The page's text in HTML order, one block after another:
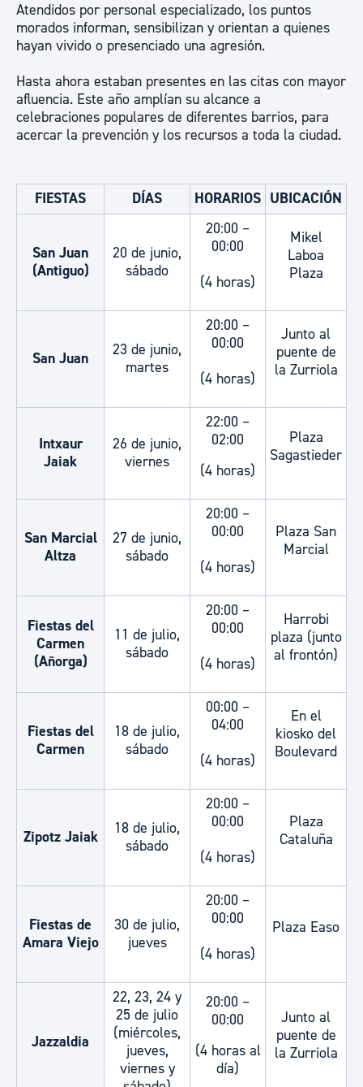
Atendidos por personal especializado, los puntos
morados informan, sensibilizan y orientan a quienes
hayan vivido o presenciado una agresión.
Hasta ahora estaban presentes en las citas con mayor
afluencia. Este año amplían su alcance a
celebraciones populares de diferentes barrios, para
acercar la prevención y los recursos a toda la ciudad.
FIESTAS DÍAS HORARIOS UBICACIÓN
San Juan
(Antiguo)
20 de junio,
sábado
20:00 –
00:00
(4 horas)
Mikel
Laboa
Plaza
San Juan
23 de junio,
martes
20:00 –
00:00
(4 horas)
Junto al
puente de
la Zurriola
Intxaur
Jaiak
26 de junio,
viernes
22:00 –
02:00
(4 horas)
Plaza
Sagastieder
San Marcial
Altza
27 de junio,
sábado
20:00 –
00:00
(4 horas)
Plaza San
Marcial
Fiestas del
Carmen
(Añorga)
11 de julio,
sábado
20:00 –
00:00
(4 horas)
Harrobi
plaza (junto
al frontón)
Fiestas del
Carmen
18 de julio,
sábado
00:00 –
04:00
(4 horas)
En el
kiosko del
Boulevard
Zipotz Jaiak
18 de julio,
sábado
20:00 –
00:00
(4 horas)
Plaza
Cataluña
Fiestas de
Amara Viejo
30 de julio,
jueves
20:00 –
00:00
(4 horas)
Plaza Easo
Jazzaldia
22, 23, 24 y
25 de julio
(miércoles,
jueves,
viernes y
20:00 –
00:00
(4 horas al
día)
Junto al
puente de
la Zurriola